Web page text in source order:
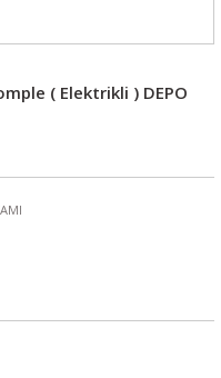
( Elektrikli ) DEPO